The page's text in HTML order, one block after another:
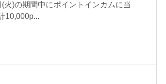
)の期間中にポイントインカムに当
10,000p...